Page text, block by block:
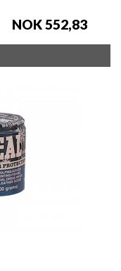
NOK 552,83